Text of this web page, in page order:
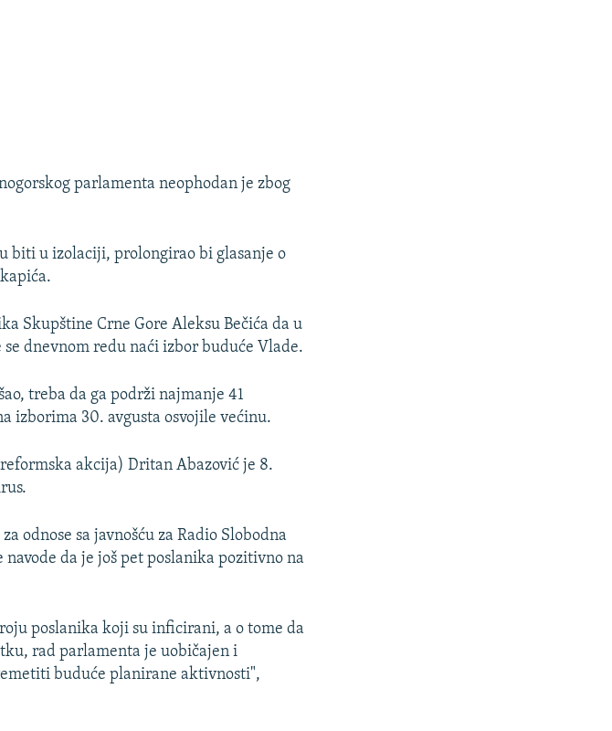
parlamenta neophodan je zbog
biti u izolaciji, prolongirao bi glasanje o
Skupštine Crne Gore Aleksu Bečića da u
dnevnom redu naći izbor buduće Vlade.
treba da ga podrži najmanje 41
izborima 30. avgusta osvojile većinu.
akcija) Dritan Abazović je 8.
odnose sa javnošću za Radio Slobodna
da je još pet poslanika pozitivno na
poslanika koji su inficirani, a o tome da
rad parlamenta je uobičajen i
buduće planirane aktivnosti",